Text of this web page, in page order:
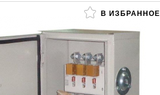
В ИЗБРАННОЕ